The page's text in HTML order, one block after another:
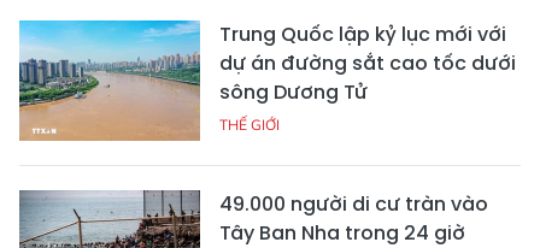
Trung Quốc lập kỷ lục mới với
dự án đường sắt cao tốc dưới
sông Dương Tử
THẾ GIỚI
49.000 người di cư tràn vào
Tây Ban Nha trong 24 giờ